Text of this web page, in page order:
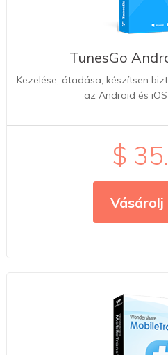
TunesGo
Kezelése, átadása, készítsen
az Android és
$
Vásárolj